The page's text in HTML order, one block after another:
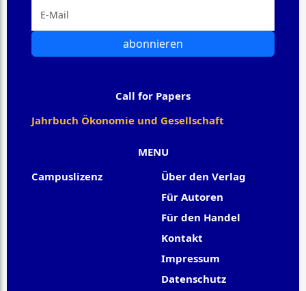
MENU
Campuslizenz
Über den Verlag
Für Autoren
Für den Handel
Kontakt
Impressum
Datenschutz
abonnieren
Call for Papers
Jahrbuch Ökonomie und Gesellschaft